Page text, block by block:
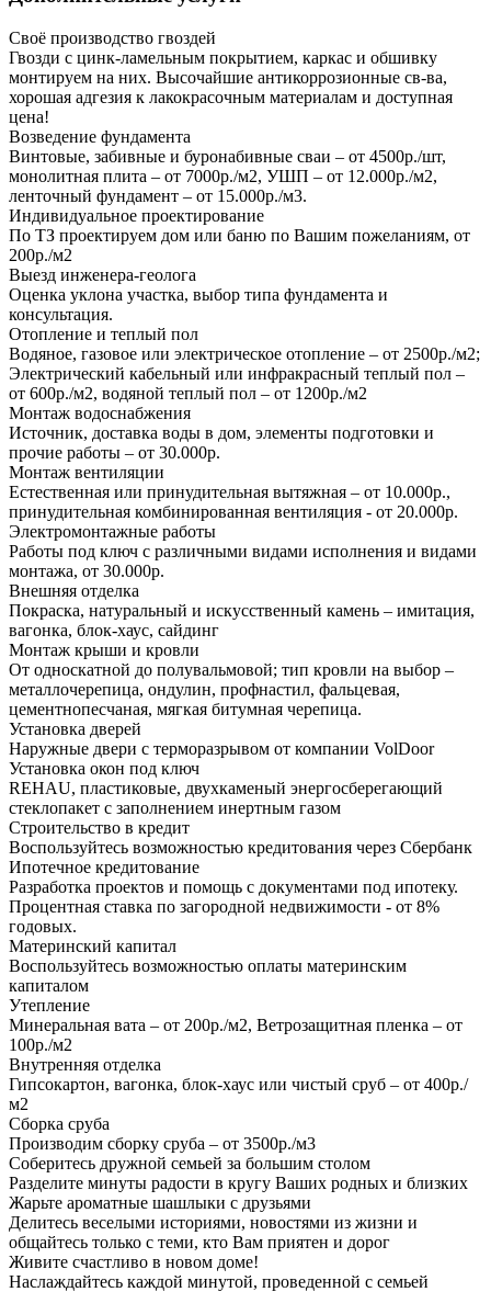
Своё производство гвоздей
Гвозди с цинк-ламельным покрытием, каркас и обшивку
монтируем на них. Высочайшие антикоррозионные св-ва,
хорошая адгезия к лакокрасочным материалам и доступная
цена!
Возведение фундамента
Винтовые, забивные и буронабивные сваи – от 4500р./шт,
монолитная плита – от 7000р./м2, УШП – от 12.000р./м2,
ленточный фундамент – от 15.000р./м3.
Индивидуальное проектирование
По ТЗ проектируем дом или баню по Вашим пожеланиям, от
200р./м2
Выезд инженера-геолога
Оценка уклона участка, выбор типа фундамента и
консультация.
Отопление и теплый пол
Водяное, газовое или электрическое отопление – от 2500р./м2;
Электрический кабельный или инфракрасный теплый пол –
от 600р./м2, водяной теплый пол – от 1200р./м2
Монтаж водоснабжения
Источник, доставка воды в дом, элементы подготовки и
прочие работы – от 30.000р.
Монтаж вентиляции
Естественная или принудительная вытяжная – от 10.000р.,
принудительная комбинированная вентиляция - от 20.000р.
Электромонтажные работы
Работы под ключ с различными видами исполнения и видами
монтажа, от 30.000р.
Внешняя отделка
Покраска, натуральный и искусственный камень – имитация,
вагонка, блок-хаус, сайдинг
Монтаж крыши и кровли
От односкатной до полувальмовой; тип кровли на выбор –
металлочерепица, ондулин, профнастил, фальцевая,
цементнопесчаная, мягкая битумная черепица.
Установка дверей
Наружные двери с терморазрывом от компании VolDoor
Установка окон под ключ
REHAU, пластиковые, двухкаменый энергосберегающий
стеклопакет с заполнением инертным газом
Строительство в кредит
Воспользуйтесь возможностью кредитования через Сбербанк
Ипотечное кредитование
Разработка проектов и помощь с документами под ипотеку.
Процентная ставка по загородной недвижимости - от 8%
годовых.
Материнский капитал
Воспользуйтесь возможностью оплаты материнским
капиталом
Утепление
Минеральная вата – от 200р./м2, Ветрозащитная пленка – от
100р./м2
Внутренняя отделка
Гипсокартон, вагонка, блок-хаус или чистый сруб – от 400р./
м2
Сборка сруба
Производим сборку сруба – от 3500р./м3
Соберитесь дружной семьей за большим столом
Разделите минуты радости в кругу Ваших родных и близких
Жарьте ароматные шашлыки с друзьями
Делитесь веселыми историями, новостями из жизни и
общайтесь только с теми, кто Вам приятен и дорог
Живите счастливо в новом доме!
Наслаждайтесь каждой минутой, проведенной с семьей